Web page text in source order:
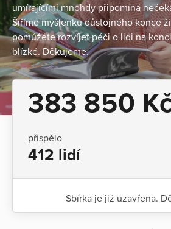
umírajícími mnohdy připomíná
Šíříme myšlenku důstojného konce
pomůžete rozvíjet péči o lidi na
blízké. Děkujeme.
383 850
přispělo
412 lidí
Sbírka je již uzavřena.